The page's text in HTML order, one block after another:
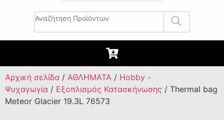
Αρχική σελίδα / ΑΘΛΗΜΑΤΑ / Hobby -
Ψυχαγωγία / Εξοπλισμός Κατασκήνωσης / Thermal bag
Meteor Glacier 19.3L 76573